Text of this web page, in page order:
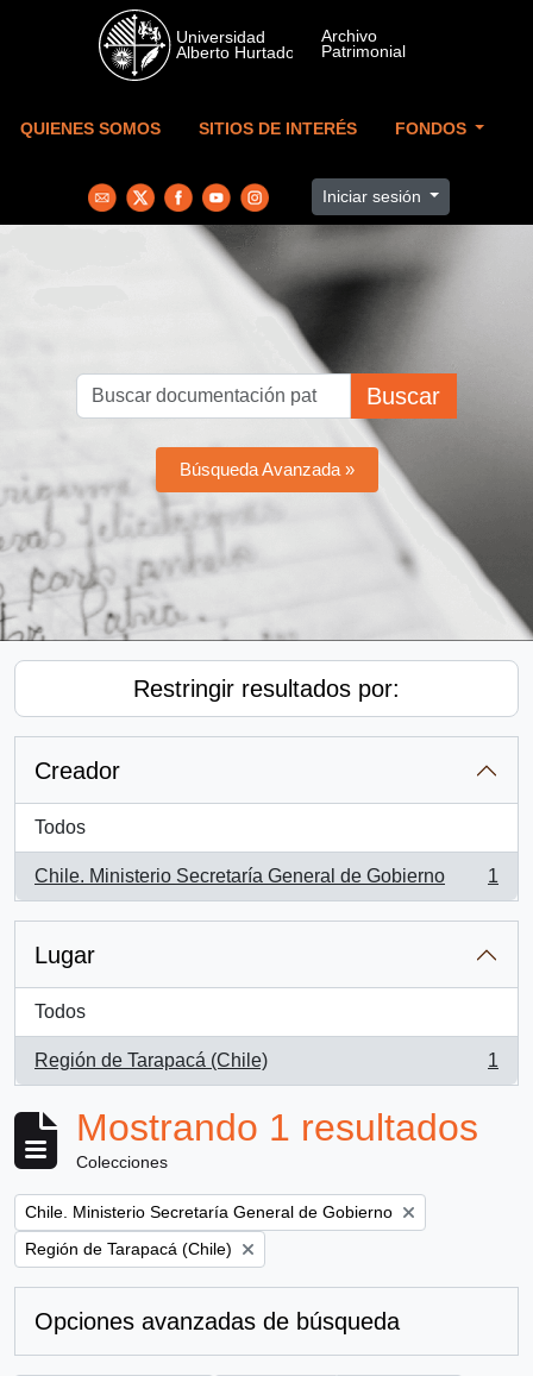
Skip to main content
QUIENES SOMOS SITIOS DE INTERÉS FONDOS
Iniciar sesión
Buscar
Búsqueda Avanzada »
Restringir resultados por:
Creador
Todos
Chile. Ministerio Secretaría General de Gobierno
, 1 resultados
1
Lugar
Todos
Región de Tarapacá (Chile)
, 1 resultados
1
Mostrando 1 resultados
Colecciones
Remove filter:
Chile. Ministerio Secretaría General de Gobierno
Remove filter:
Región de Tarapacá (Chile)
Opciones avanzadas de búsqueda